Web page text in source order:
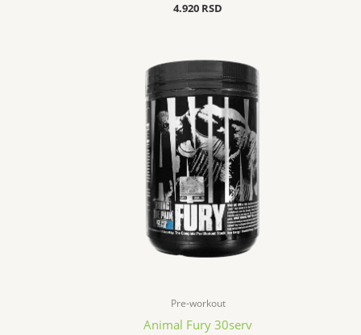
4.920 RSD
Pre-workout
Animal Fury 30serv